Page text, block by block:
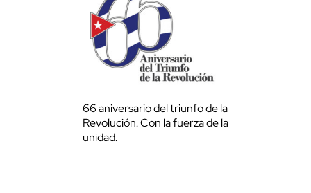
66 aniversario del triunfo de la
Revolución. Con la fuerza de la
unidad.